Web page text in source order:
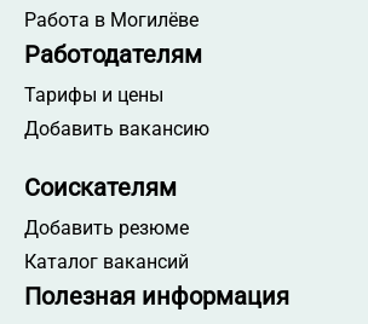
Работа в Могилёве
Работодателям
Тарифы и цены
Добавить вакансию
Соискателям
Добавить резюме
Каталог вакансий
Полезная информация